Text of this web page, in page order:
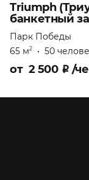
Triumph
банкетный
Парк Победы
65 м2 • 50
от 2 500 ₽ /